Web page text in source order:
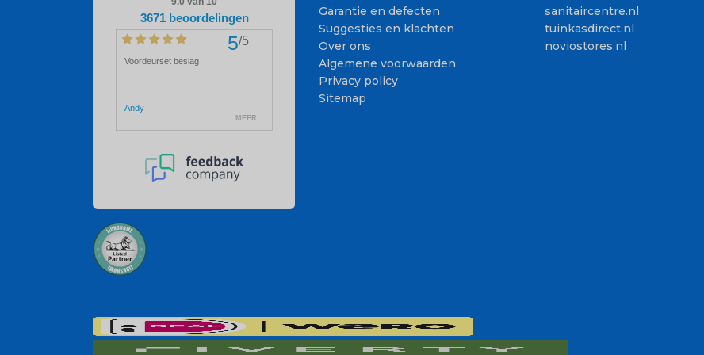
Garantie en defecten
Suggesties en klachten
Over ons
Algemene voorwaarden
Privacy policy
Sitemap
sanitaircentre.nl
tuinkasdirect.nl
noviostores.nl